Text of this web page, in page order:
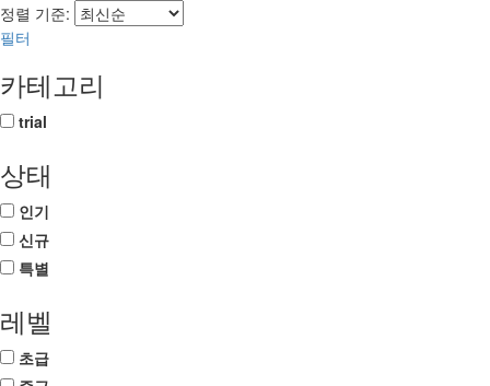
정렬 기준:
필터
카테고리
trial
상태
인기
신규
특별
레벨
초급